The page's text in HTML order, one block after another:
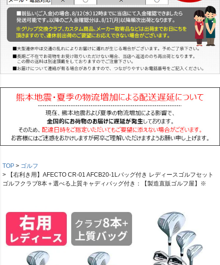
TOP
ゴルフ
【右利き用】AFECTO CR-01 AFCB20-1Lバッグ付き レディースゴルフセット
ゴルフクラブ8本＋選べる上質キャディバッグ付き：【製造直販ゴルフ屋】※